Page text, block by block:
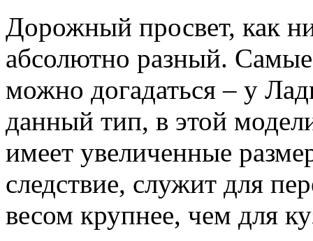
Дорожный просвет, как
абсолютно разный.
можно догадаться – у
данный тип, в этой
имеет увеличенные
следствие, служит для
весом крупнее, чем для